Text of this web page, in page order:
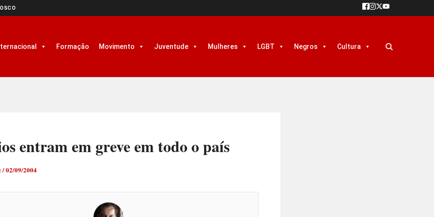
Formação Movimento Juventude Mulheres LGBT Negros Cultura
entram em greve em todo o país
/02/09/2004